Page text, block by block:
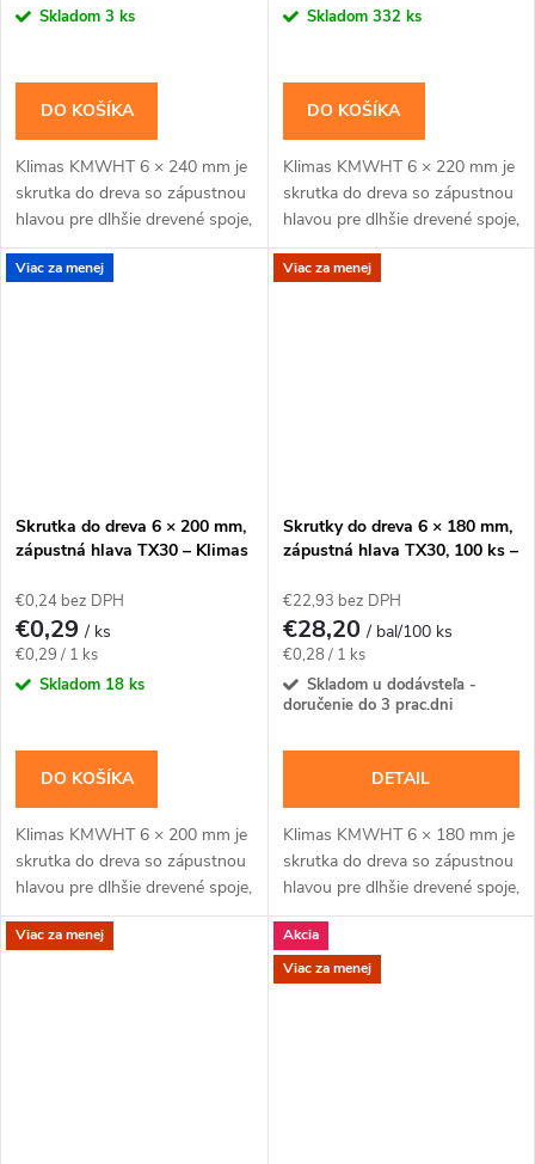
cena:Skladom 3 ks
DO KOŠÍKA
Klimas KMWHT 6 × 240 mm je
skrutka do dreva so zápustnou
hlavou pre dlhšie drevené spoje,
pri ktorých nesmie hlava
vyčnievať.Na montáž použite
cena:Skladom 332 ks
DO KOŠÍKA
Klimas KMWHT 6 × 220 mm je
skrutka do dreva so zápustnou
hlavou pre dlhšie drevené spoje,
pri ktorých nesmie hlava
vyčnievať.Na montáž použite
Viac za menej
Skrutka do dreva 6 × 200 mm,
zápustná hlava TX30 – Klimas
€0,24 bez DPH
€0,29/ ks
Jednotková
cena:
€0,29 / 1 ks
Skladom 18 ks
DO KOŠÍKA
Klimas KMWHT 6 × 200 mm je
skrutka do dreva so zápustnou
hlavou pre dlhšie drevené spoje,
pri ktorých nesmie hlava
vyčnievať.Na montáž použite
Viac za menej
Skrutky do dreva 6 × 180 mm,
zápustná hlava TX30, 100 ks –
€22,93 bez DPH
€28,20/ bal/100 ks
Jednotková
cena:
€0,28 / 1 ks
Skladom u dodávsteľa -
doručenie do 3 prac.dni
DETAIL
Klimas KMWHT 6 × 180 mm je
skrutka do dreva so zápustnou
hlavou pre dlhšie drevené spoje,
pri ktorých nesmie hlava
vyčnievať.Na montáž použite
bit TX30....
Viac za menej
Akcia
Viac za menej